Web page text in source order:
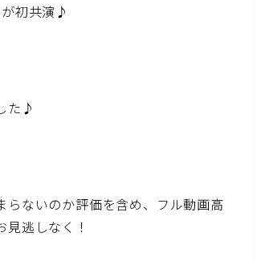
初共演♪
た♪
ないのか評価を含め、フル動画高
逃しなく！